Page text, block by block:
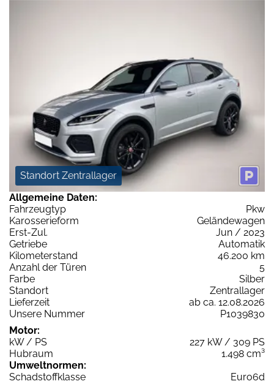
Standort Zentrallager
Allgemeine Daten:
Fahrzeugtyp
Pkw
Karosserieform
Geländewagen
Erst-Zul.
Jun / 2023
Getriebe
Automatik
Kilometerstand
46.200 km
Anzahl der Türen
5
Farbe
Silber
Standort
Zentrallager
Lieferzeit
ab ca. 12.08.2026
Unsere Nummer
P1039830
Motor:
kW / PS
227 kW / 309 PS
Hubraum
1.498 cm³
Umweltnormen:
Schadstoffklasse
Euro6d